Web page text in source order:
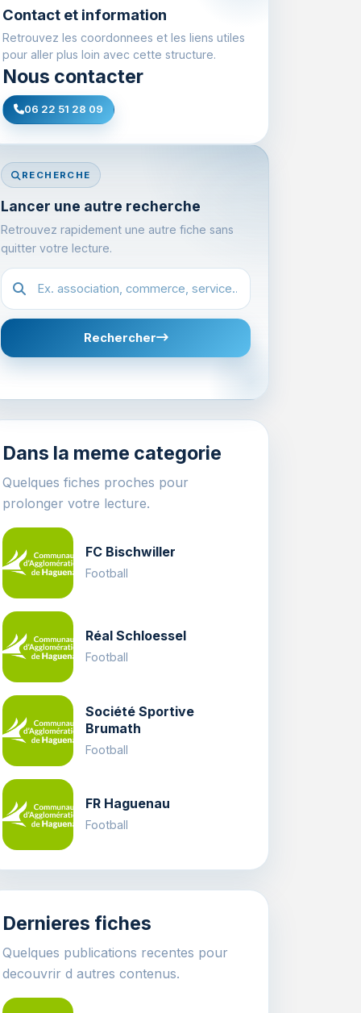
Contact et information
Retrouvez les coordonnees et les liens utiles
pour aller plus loin avec cette structure.
Nous contacter
06 22 51 28 09
RECHERCHE
Lancer une autre recherche
Retrouvez rapidement une autre fiche sans
quitter votre lecture.
Recherche dans l'annuaire
Rechercher
Dans la meme categorie
Quelques fiches proches pour
prolonger votre lecture.
FC Bischwiller
Football
Réal Schloessel
Football
Société Sportive
Brumath
Football
FR Haguenau
Football
Dernieres fiches
Quelques publications recentes pour
decouvrir d autres contenus.